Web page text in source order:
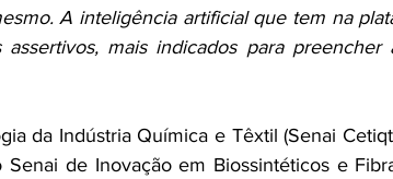
A inteligência artificial que tem na
assertivos, mais indicados para
da Indústria Química e Têxtil (Senai
Senai de Inovação em Biossintéticos e